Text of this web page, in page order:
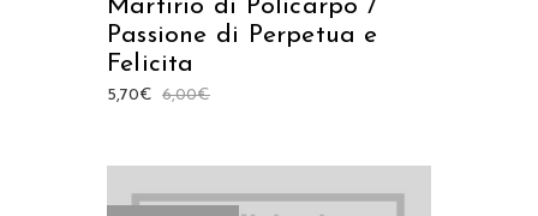
Martirio di Policarpo /
Passione di Perpetua e
Felicita
6,00€
5,70€